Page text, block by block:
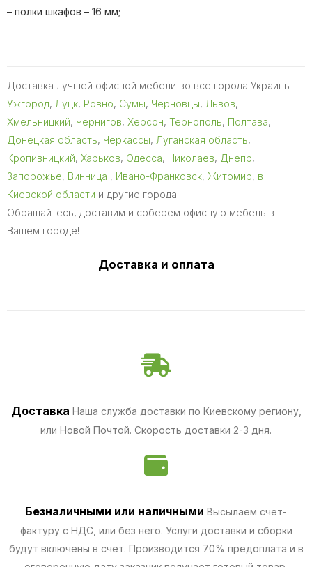
– полки шкафов – 16 мм;
Доставка лучшей офисной мебели во все города Украины:
Ужгород, Луцк, Ровно, Сумы, Черновцы, Львов,
Хмельницкий, Чернигов, Херсон, Тернополь, Полтава,
Донецкая область, Черкассы, Луганская область,
Кропивницкий, Харьков, Одесса, Николаев, Днепр,
Запорожье, Винница , Ивано-Франковск, Житомир, в
Киевской области и другие города.
Обращайтесь, доставим и соберем офисную мебель в
Вашем городе!
Доставка и оплата
Доставка Наша служба доставки по Киевскому региону,
или Новой Почтой. Скорость доставки 2-3 дня.
Безналичными или наличными Высылаем счет-
фактуру с НДС, или без него. Услуги доставки и сборки
будут включены в счет. Производится 70% предоплата и в